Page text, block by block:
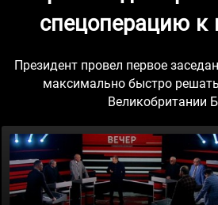
спецоперацию
Президент провел первое
максимально быстро
Великобритании